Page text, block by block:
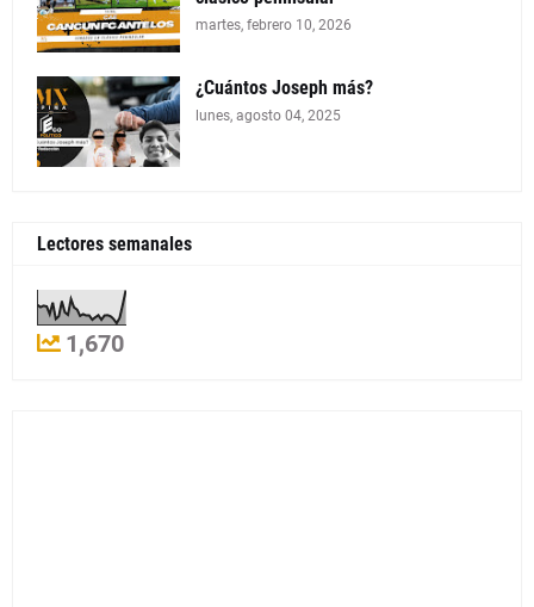
martes, febrero 10, 2026
¿Cuántos Joseph más?
lunes, agosto 04, 2025
Lectores semanales
1,670